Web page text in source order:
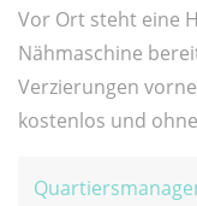
Vor Ort steht eine
Nähmaschine
Verzierungen
kostenlos und